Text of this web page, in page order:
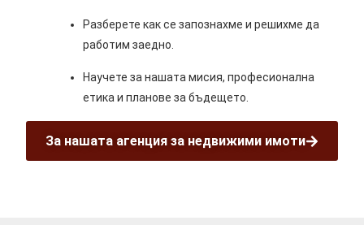
Разберете как се запознахме и решихме да
работим заедно.
Научете за нашата мисия, професионална
етика и планове за бъдещето.
За нашата агенция за недвижими имоти